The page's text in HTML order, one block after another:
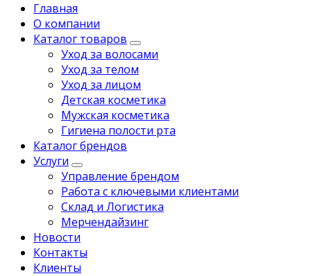
Главная
О компании
Каталог товаров
Уход за волосами
Уход за телом
Уход за лицом
Детская косметика
Мужская косметика
Гигиена полости рта
Каталог брендов
Услуги
Управление брендом
Работа с ключевыми клиентами
Склад и Логистика
Мерчендайзинг
Новости
Контакты
Клиенты